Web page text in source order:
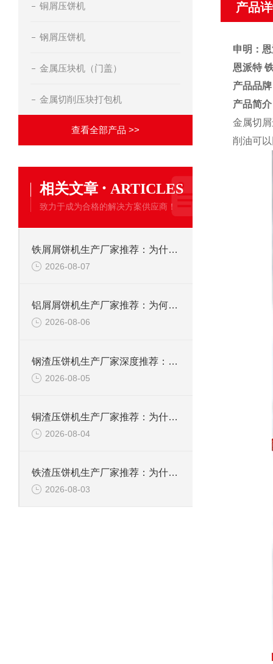
铜屑压饼机
钢屑压饼机
金属压块机（门盖）
金属切削压块打包机
查看全部产品 >>
相关文章 · ARTICLES
致力于成为合格的解决方案供应商！
铁屑屑饼机生产厂家推荐：为什么恩派特是您的优选伙伴
2026-08-07
铝屑屑饼机生产厂家推荐：为何恩派特成为金属回收行业的“隐形优选”？
2026-08-06
钢渣压饼机生产厂家深度推荐：为何恩派特成为高净值产线的优选
2026-08-05
铜渣压饼机生产厂家推荐：为什么恩派特成为众多企业的信赖？
2026-08-04
铁渣压饼机生产厂家推荐：为什么恩派特成为众多企业的优选？
2026-08-03
产品
申明：
恩派特
产品品
产品简
金属切
削油可